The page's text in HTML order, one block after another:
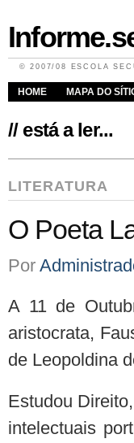
© 2007/08 ESCOLA
HOME MAPA DO
// está a ler...
LITERATURA
O Poeta
Por
A 11 de
aristocrata,
de Leopoldina
Estudou
intelectuais